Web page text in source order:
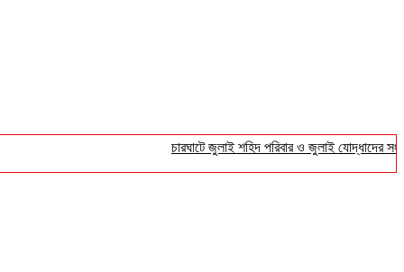
চারঘাটে জুলাই শহিদ পরিবার ও জুলাই যোদ্ধাদের সংবর্ধনা